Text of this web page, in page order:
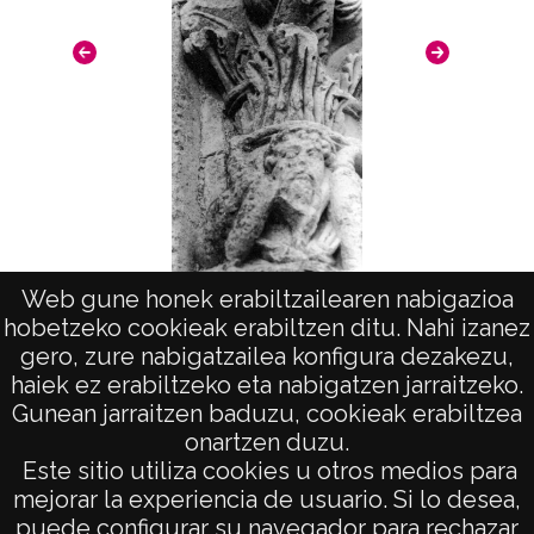
Web gune honek erabiltzailearen nabigazioa
hobetzeko cookieak erabiltzen ditu. Nahi izanez
gero, zure nabigatzailea konfigura dezakezu,
haiek ez erabiltzeko eta nabigatzen jarraitzeko.
Gunean jarraitzen baduzu, cookieak erabiltzea
onartzen duzu.
Este sitio utiliza cookies u otros medios para
mejorar la experiencia de usuario. Si lo desea,
puede configurar su navegador para rechazar
Nº de identificación: 20073 Duplicado del
negativo: R. 205 / F. 6 / N. 31 Duplicado del
positivo: 10116;
Signaturas: Copia digital: ATHA-DAF-GUE-
20073 ; Duplicado del positivo: ATHA-DAF-
GUE-10116 ; Duplicado del negativo: ATHA-
DAF-GUE-R 205-F 6-N 31;
Licencia de las imágenes
CC BY-NC-SA 4.0
Fragmento de portada meridional del
santuario de Estíbaliz (ESTIBALIZ)
Pila
AVISO LEGAL
POLÍTICA DE PRIVACIDAD
ACCESIBILIDAD